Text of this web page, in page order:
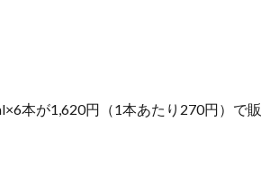
本が1,620円（1本あたり270円）で販